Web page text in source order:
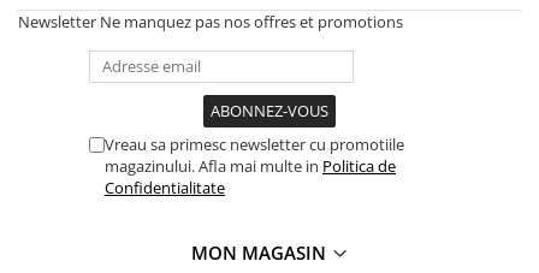
Newsletter Ne manquez pas nos offres et promotions
Vreau sa primesc newsletter cu promotiile
magazinului. Afla mai multe in Politica de
Confidentialitate
MON MAGASIN